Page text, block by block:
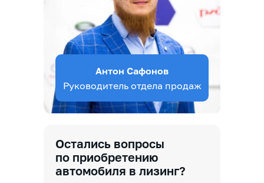
Остались вопросы
по приобретению
автомобиля в лизинг?
Антон Сафонов
Руководитель отдела продаж